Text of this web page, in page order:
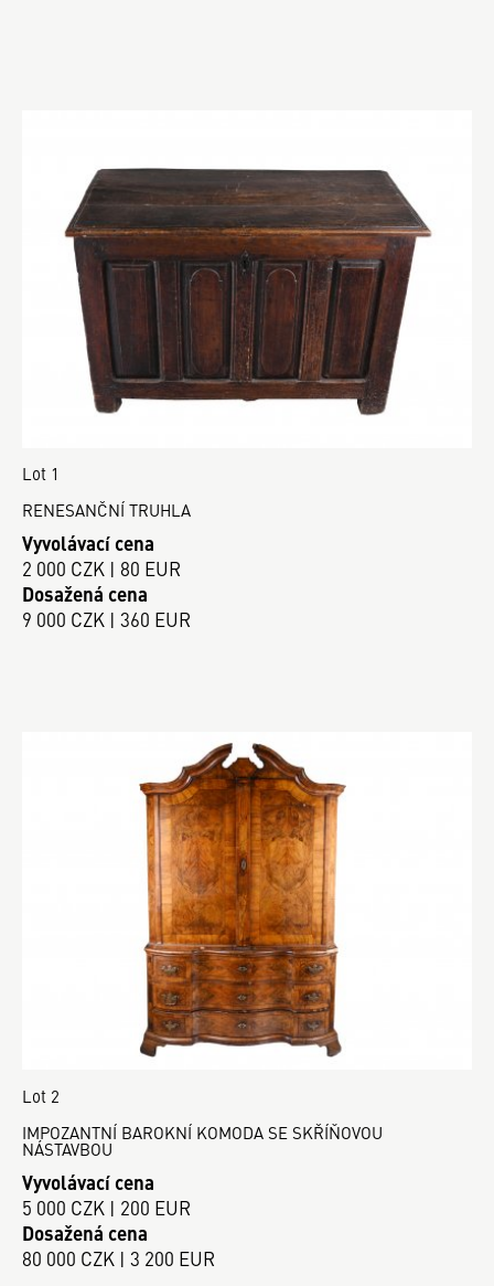
Lot 1
RENESANČNÍ TRUHLA
Vyvolávací cena
2 000 CZK | 80 EUR
Dosažená cena
9 000 CZK | 360 EUR
Lot 2
IMPOZANTNÍ BAROKNÍ KOMODA SE SKŘÍŇOVOU
NÁSTAVBOU
Vyvolávací cena
5 000 CZK | 200 EUR
Dosažená cena
80 000 CZK | 3 200 EUR